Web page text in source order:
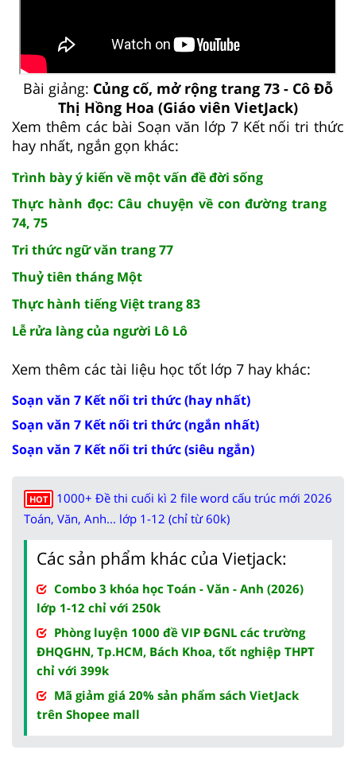
Bài giảng: Củng cố, mở rộng trang 73 - Cô Đỗ
Thị Hồng Hoa (Giáo viên VietJack)
Xem thêm các bài Soạn văn lớp 7 Kết nối tri thức
hay nhất, ngắn gọn khác:
Trình bày ý kiến về một vấn đề đời sống
Thực hành đọc: Câu chuyện về con đường trang
74, 75
Tri thức ngữ văn trang 77
Thuỷ tiên tháng Một
Thực hành tiếng Việt trang 83
Lễ rửa làng của người Lô Lô
Xem thêm các tài liệu học tốt lớp 7 hay khác:
Soạn văn 7 Kết nối tri thức (hay nhất)
Soạn văn 7 Kết nối tri thức (ngắn nhất)
Soạn văn 7 Kết nối tri thức (siêu ngắn)
HOT
1000+ Đề thi cuối kì 2 file word cấu trúc mới 2026
Toán, Văn, Anh... lớp 1-12 (chỉ từ 60k)
Các sản phẩm khác của Vietjack:
Combo 3 khóa học Toán - Văn - Anh (2026)
lớp 1-12 chỉ với 250k
Phòng luyện 1000 đề VIP ĐGNL các trường
ĐHQGHN, Tp.HCM, Bách Khoa, tốt nghiệp THPT
chỉ với 399k
Mã giảm giá 20% sản phẩm sách VietJack
trên Shopee mall